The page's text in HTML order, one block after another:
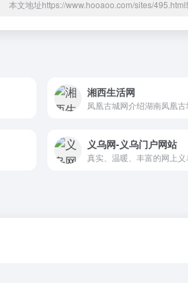
本文地址https://www.hooaoo.com/sites/495.html
湘西生活网
凤凰古城网介绍湖南凤凰古
义乌网-义乌门户网站
真实、温暖、丰富的网上义